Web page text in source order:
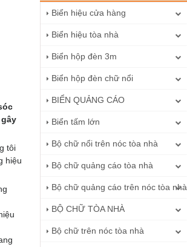
tôi
hiệu
Biển hiệu cửa hàng
Biển hiệu tòa nhà
Biển hộp đèn 3m
Biển hộp đèn chữ nổi
BIỂN QUẢNG CÁO
Biển tấm lớn
Bộ chữ nổi trên nóc tòa nhà
Bộ chữ quảng cáo tòa nhà
Bộ chữ quảng cáo trên nóc tòa nhà
BỘ CHỮ TÒA NHÀ
Bộ chữ trên nóc tòa nhà